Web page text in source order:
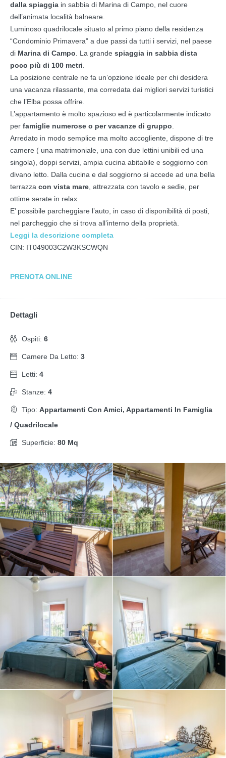
dalla spiaggia in sabbia di Marina di Campo, nel cuore
dell’animata località balneare.
Luminoso quadrilocale situato al primo piano della residenza
“Condominio Primavera” a due passi da tutti i servizi, nel paese
di Marina di Campo . La grande spiaggia in sabbia dista
poco più di 100 metri
La posizione centrale ne fa un’opzione ideale per chi desidera
una vacanza rilassante, ma corredata dai migliori servizi turistici
che l’Elba possa offrire.
L’appartamento è molto spazioso ed è particolarmente indicato
per famiglie numerose o per vacanze di gruppo
Arredato in modo semplice ma molto accogliente, dispone di tre
camere ( una matrimoniale, una con due lettini unibili ed una
singola), doppi servizi, ampia cucina abitabile e soggiorno con
divano letto. Dalla cucina e dal soggiorno si accede ad una bella
terrazza con vista mare , attrezzata con tavolo e sedie, per
ottime serate in relax.
E’ possibile parcheggiare l’auto, in caso di disponibilità di posti,
nel parcheggio che si trova all’interno della proprietà.
Leggi la descrizione completa
CIN: IT049003C2W3KSCWQN
PRENOTA ONLINE
Dettagli
Ospiti: 6
Camere Da Letto: 3
Letti: 4
Stanze: 4
Tipo: Appartamenti Con Amici, Appartamenti In Famiglia
/ Quadrilocale
Superficie: 80 Mq